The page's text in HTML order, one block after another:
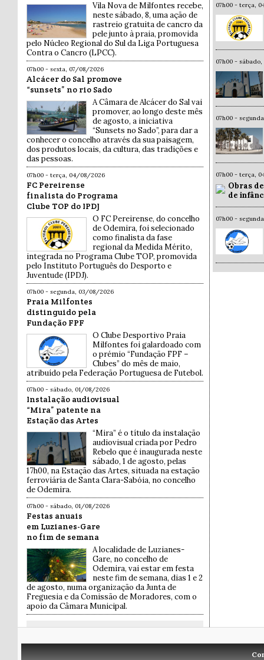
Vila Nova de Milfontes recebe,
neste sábado, 8, uma ação de
rastreio gratuita de cancro da
pele junto à praia, promovida
pelo Núcleo Regional do Sul da Liga Portuguesa
Contra o Cancro (LPCC).
07h00 - sexta, 07/08/2026
Alcácer do Sal promove
“sunsets” no rio Sado
A Câmara de Alcácer do Sal vai
promover, ao longo deste mês
de agosto, a iniciativa
“Sunsets no Sado”, para dar a
conhecer o concelho através da sua paisagem,
dos produtos locais, da cultura, das tradições e
das pessoas.
07h00 - terça, 04/08/2026
FC Pereirense
finalista do Programa
Clube TOP do IPDJ
O FC Pereirense, do concelho
de Odemira, foi selecionado
como finalista da fase
regional da Medida Mérito,
integrada no Programa Clube TOP, promovida
pelo Instituto Português do Desporto e
Juventude (IPDJ).
07h00 - segunda, 03/08/2026
Praia Milfontes
distinguido pela
Fundação FPF
O Clube Desportivo Praia
Milfontes foi galardoado com
o prémio “Fundação FPF –
Clubes” do mês de maio,
atribuído pela Federação Portuguesa de Futebol.
07h00 - sábado, 01/08/2026
Instalação audiovisual
“Mira” patente na
Estação das Artes
“Mira” é o título da instalação
audiovisual criada por Pedro
Rebelo que é inaugurada neste
sábado, 1 de agosto, pelas
17h00, na Estação das Artes, situada na estação
ferroviária de Santa Clara-Sabóia, no concelho
de Odemira.
07h00 - sábado, 01/08/2026
Festas anuais
em Luzianes-Gare
no fim de semana
A localidade de Luzianes-
Gare, no concelho de
Odemira, vai estar em festa
neste fim de semana, dias 1 e 2
de agosto, numa organização da Junta de
Freguesia e da Comissão de Moradores, com o
apoio da Câmara Municipal.
07h00 - terça,
07h00 -
07h00 -
07h00 - terça,
Obras
de
07h00 -